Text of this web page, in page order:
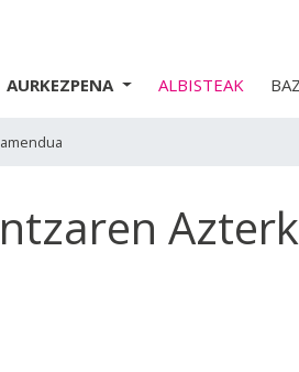
AURKEZPENA ALBISTEAK